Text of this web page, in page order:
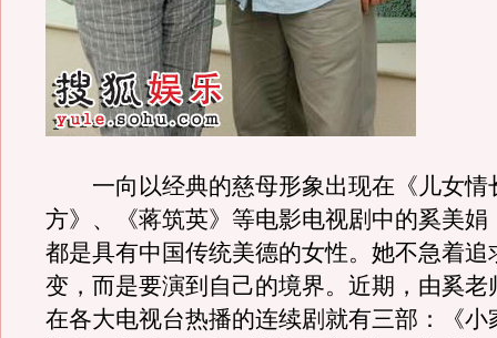
一向以经典的慈母形象出现在《儿女情
方》、《蒋筑英》等电影电视剧中的奚美娟
都是具有中国传统美德的女性。她不急着追
变，而是要演到自己的境界。近期，由奚老
在各大电视台热播的连续剧就有三部：《小